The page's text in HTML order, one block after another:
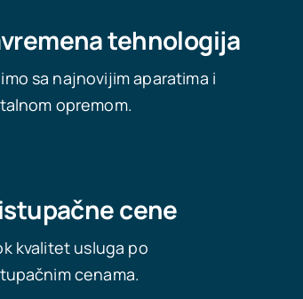
tehnologija
sa najnovijim aparatima i
opremom.
cene
kvalitet usluga po
cenama.